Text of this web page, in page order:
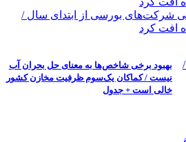
شرکت‌های بورسی از ابتدای سال /
بهبود برخی شاخص‌ها به معنای حل بحران آب
نیست / کماکان یک‌سوم ظرفیت مخازن کشور
خالی است + جدول